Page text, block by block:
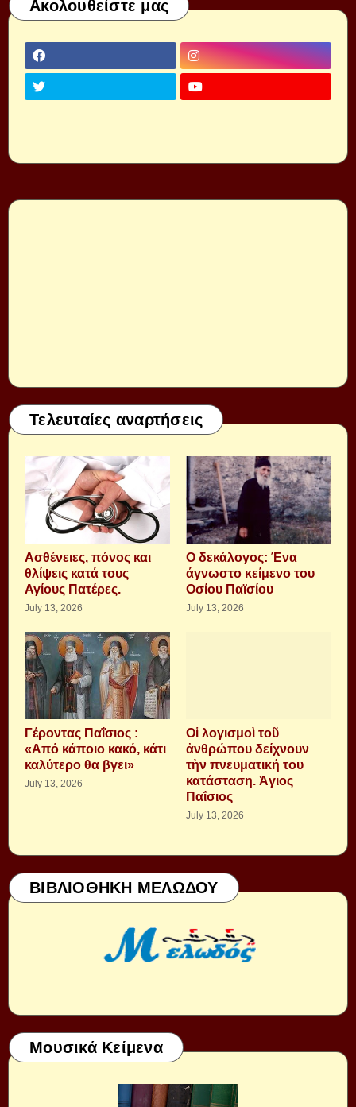
Ακολουθείστε μας
Τελευταίες αναρτήσεις
Aσθένειες, πόνος και
θλίψεις κατά τους
Αγίους Πατέρες.
July 13, 2026
Ο δεκάλογος: Ένα
άγνωστο κείμενο του
Οσίου Παϊσίου
July 13, 2026
Γέροντας Παΐσιος :
«Από κάποιο κακό, κάτι
καλύτερο θα βγει»
July 13, 2026
Οἱ λογισμοὶ τοῦ
ἀνθρώπου δείχνουν
τὴν πνευματική του
κατάσταση. Ἁγιος
Παΐσιος
July 13, 2026
ΒΙΒΛΙΟΘΗΚΗ ΜΕΛΩΔΟΥ
Μουσικά Κείμενα